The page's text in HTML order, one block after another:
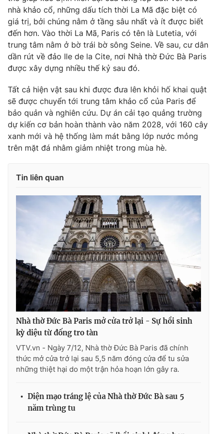
nhà khảo cổ, những dấu tích thời La Mã đặc biệt có
giá trị, bởi chúng nằm ở tầng sâu nhất và ít được biết
đến hơn. Vào thời La Mã, Paris có tên là Lutetia, với
trung tâm nằm ở bờ trái bờ sông Seine. Về sau, cư dân
dần rút về đảo Ile de la Cite, nơi Nhà thờ Đức Bà Paris
được xây dựng nhiều thế kỷ sau đó.
Tất cả hiện vật sau khi được đưa lên khỏi hố khai quật
sẽ được chuyển tới trung tâm khảo cổ của Paris để
bảo quản và nghiên cứu. Dự án cải tạo quảng trường
dự kiến cơ bản hoàn thành vào năm 2028, với 160 cây
xanh mới và hệ thống làm mát bằng lớp nước mỏng
trên mặt đá nhằm giảm nhiệt trong mùa hè.
Tin liên quan
Nhà thờ Đức Bà Paris mở cửa trở lại - Sự hồi sinh
kỳ diệu từ đống tro tàn
VTV.vn - Ngày 7/12, Nhà thờ Đức Bà Paris đã chính
thức mở cửa trở lại sau 5,5 năm đóng cửa để tu sửa
những thiệt hại do một trận hỏa hoạn lớn gây ra.
Diện mạo tráng lệ của Nhà thờ Đức Bà sau 5
năm trùng tu